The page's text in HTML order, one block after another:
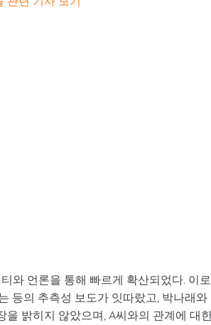
와 언론을 통해 빠르게 확산되었다. 이로
등의 추측성 보도가 잇따랐고, 박나래와
밝히지 않았으며, A씨와의 관계에 대